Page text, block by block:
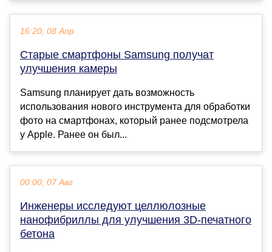
16:20, 08 Апр
Старые смартфоны Samsung получат
улучшения камеры
Samsung планирует дать возможность
использования нового инструмента для обработки
фото на смартфонах, который ранее подсмотрела
у Apple. Ранее он был...
00:00, 07 Авг
Инженеры исследуют целлюлозные
нанофибриллы для улучшения 3D-печатного
бетона